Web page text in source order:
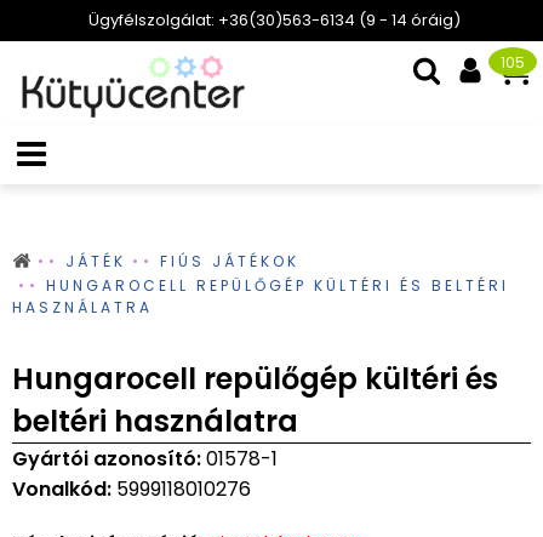
Ügyfélszolgálat: +36(30)563-6134 (9 - 14 óráig)
105
JÁTÉK
FIÚS JÁTÉKOK
HUNGAROCELL REPÜLŐGÉP KÜLTÉRI ÉS BELTÉRI
HASZNÁLATRA
Hungarocell repülőgép kültéri és
beltéri használatra
Gyártói azonosító:01578-1
Vonalkód: 5999118010276